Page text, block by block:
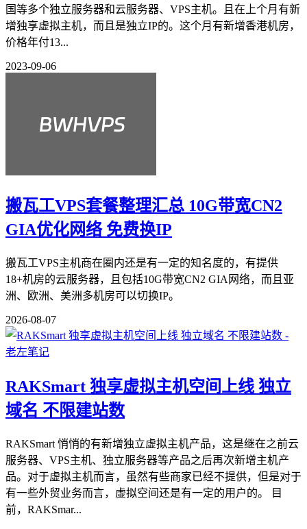
国等多个独立服务器和云服务器、VPS主机。且在上个月有新
增独享虚拟主机，而且是独立IP的。这个月有新增香港机房，
价格年付13...
2023-09-06
搬瓦工VPS套餐整理汇总 10G带宽CN2
GIA优化网络 免费换IP
搬瓦工VPS主机商在圈内还是有一定的知名度的，有提供
18+机房的云服务器，且包括10G带宽CN2 GIA网络，而且亚
洲、欧洲、美洲多机房可以切换IP。
2026-08-07
RAKSmart 独享虚拟主机空间上线 独立
域名 不限建站数
RAKSmart 悄悄的有新增独立虚拟主机产品，这是继在之前云
服务器、VPS主机、独立服务器等产品之后再次新增主机产
品。对于虚拟主机而言，虽然有些商家已经不提供，但是对于
有一些外贸业务而言，虚拟空间还是有一定的用户的。 目
前，RAKSmar...